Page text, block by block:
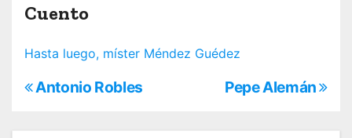
Cuento
Hasta luego, míster Méndez Guédez
N
Pepe Alemán
Antonio Robles